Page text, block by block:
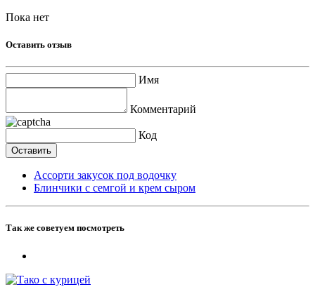
Пока нет
Оставить отзыв
Имя
Комментарий
Код
Ассорти закусок под водочку
Блинчики с семгой и крем сыром
Так же советуем посмотреть